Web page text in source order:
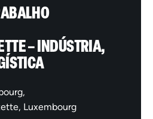
– INDÚSTRIA,
Luxembourg